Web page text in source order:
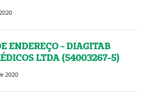
ENDEREÇO - DIAGITAB
LTDA (54003267-5)
2020